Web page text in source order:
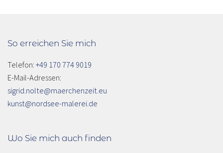
So erreichen Sie mich
Telefon: +49 170 774 9019
E-Mail-Adressen:
sigrid.nolte@maerchenzeit.eu
kunst@nordsee-malerei.de
Wo Sie mich auch finden